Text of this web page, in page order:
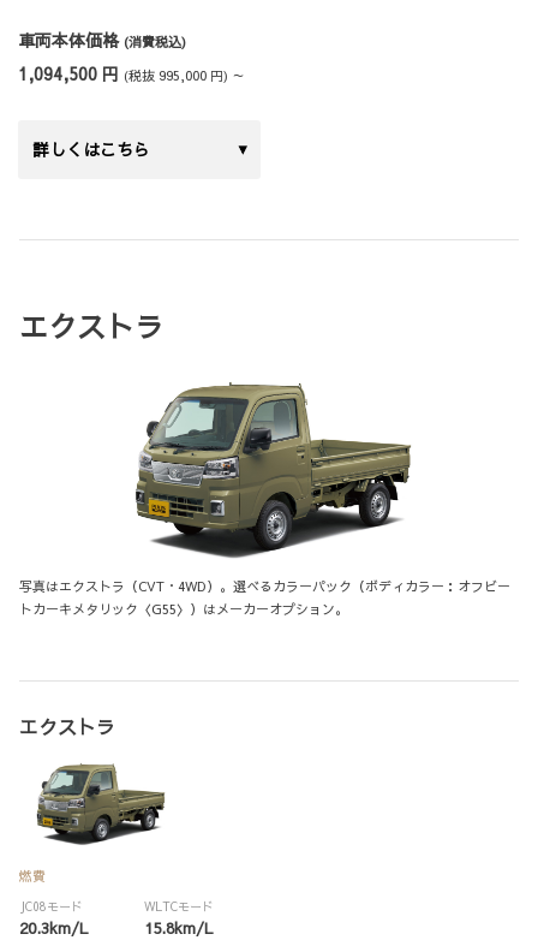
車両本体価格 (消費税込)
1,094,500 円 (税抜 995,000 円) ～
詳しくはこちら
エクストラ
写真はエクストラ（CVT・4WD）。選べるカラーパック（ボディカラー：オフビー
トカーキメタリック〈G55〉）はメーカーオプション。
エクストラ
燃費
JC08モード
20.3km/L
WLTCモード
15.8km/L